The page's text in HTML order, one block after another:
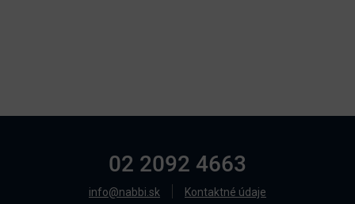
02 2092 4663
info@nabbi.sk Kontaktné údaje